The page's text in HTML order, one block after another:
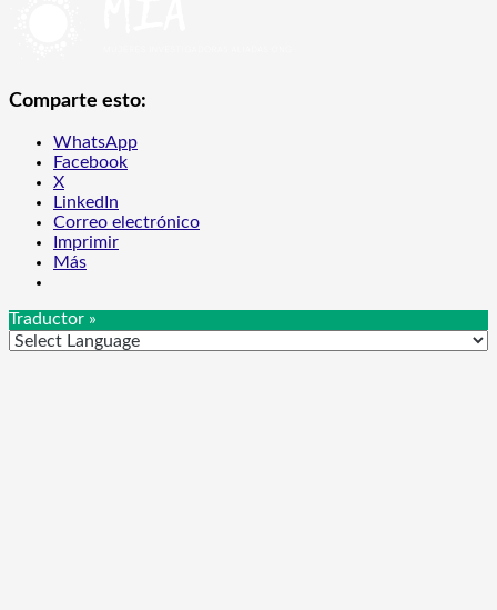
Comparte esto:
WhatsApp
Facebook
X
LinkedIn
Correo electrónico
Imprimir
Más
Traductor »